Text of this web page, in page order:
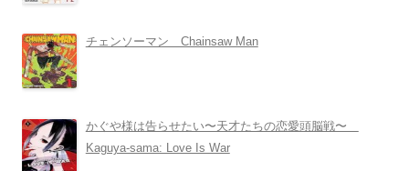
チェンソーマン Chainsaw Man
かぐや様は告らせたい〜天才たちの恋愛頭脳戦〜
Kaguya-sama: Love Is War